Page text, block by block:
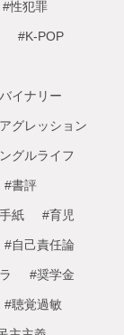
#性犯罪
#K-POP
イナリー
グレッション
グルライフ
#書評
紙 #育児
#自己責任論
#奨学金
#聴覚過敏